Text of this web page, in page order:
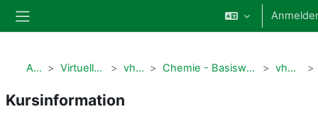
Website-Übersicht
Alle Kurse Virtuelle Hochschule Bayern (vhb) vhb Humanmedizin Chemie - Basiswissen mit klinischen Verknüpfungen (LV_379_976) vhb-Kurs: Chemie S26
Kursinformation